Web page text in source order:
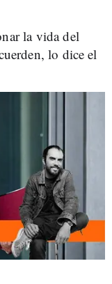
la vida del
lo dice el